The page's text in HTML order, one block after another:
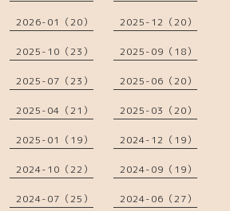
2026-01（20） 2025-12（20）
2025-10（23） 2025-09（18）
2025-07（23） 2025-06（20）
2025-04（21） 2025-03（20）
2025-01（19） 2024-12（19）
2024-10（22） 2024-09（19）
2024-07（25） 2024-06（27）